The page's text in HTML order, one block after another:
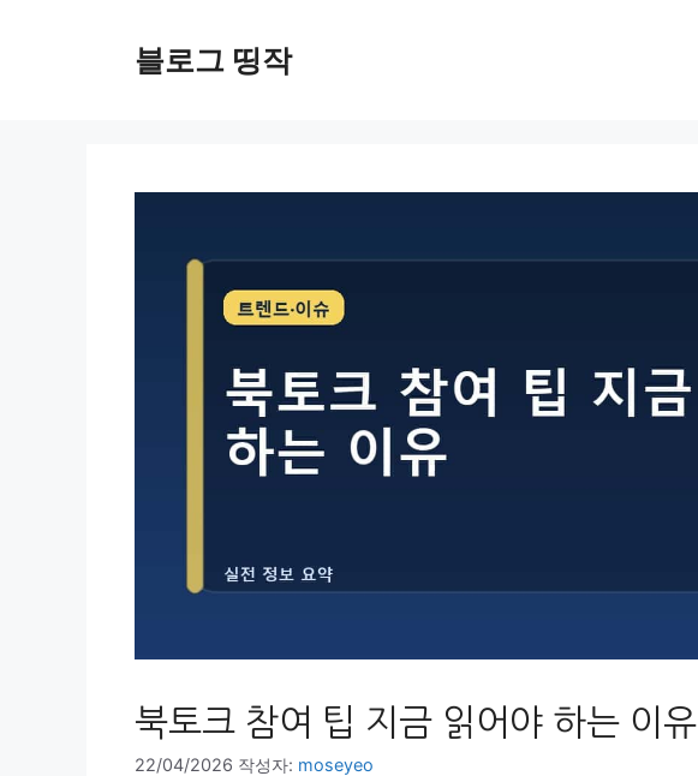
블로그 띵작
북토크 참여 팁 지금 읽어야 하는 이유
22/04/2026 작성자: moseyeo